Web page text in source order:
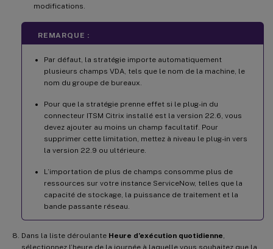
modifications.
REMARQUE :
Par défaut, la stratégie importe automatiquement
plusieurs champs VDA, tels que le nom de la machine, le
nom du groupe de bureaux.
Pour que la stratégie prenne effet si le plug-in du
connecteur ITSM Citrix installé est la version 22.6, vous
devez ajouter au moins un champ facultatif. Pour
supprimer cette limitation, mettez à niveau le plug-in vers
la version 22.9 ou ultérieure.
L’importation de plus de champs consomme plus de
ressources sur votre instance ServiceNow, telles que la
capacité de stockage, la puissance de traitement et la
bande passante réseau.
Dans la liste déroulante Heure d’exécution quotidienne,
sélectionnez l’heure de la journée à laquelle vous souhaitez que la